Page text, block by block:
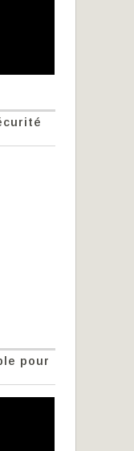
pour